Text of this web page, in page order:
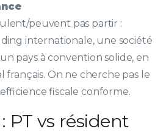
peuvent pas partir :
internationale, une société
pays à convention solide, en
français. On ne cherche pas le
fiscale conforme.
PT vs résident